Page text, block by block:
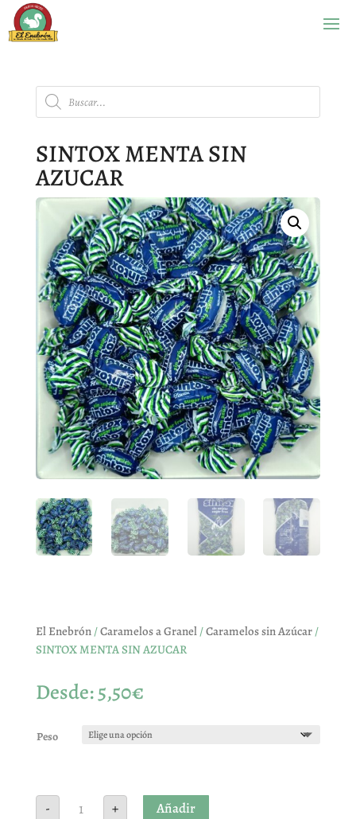
Búsqueda
de
productos
SINTOX MENTA SIN
AZUCAR
El Enebrón/Caramelos a Granel/Caramelos sin Azúcar/
SINTOX MENTA SIN AZUCAR
Desde:5,50€
Peso
- MENTA + Añadir